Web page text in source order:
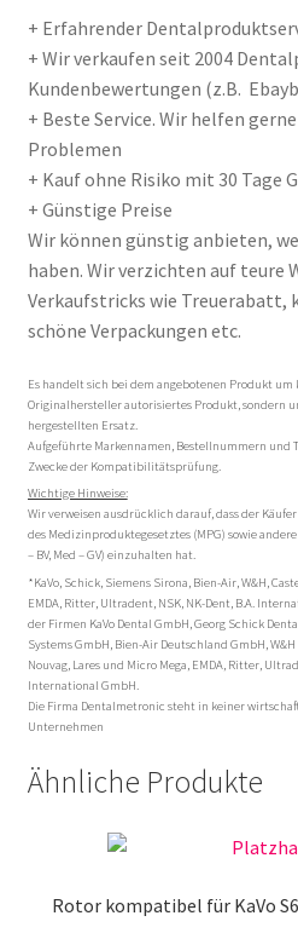
+ Erfahrender
+ Wir verkaufen seit 2004
Kundenbewertungen (z.B.
+ Beste Service. Wir helfen
Problemen
+ Kauf ohne Risiko mit 30 Tage
+ Günstige Preise
Wir können günstig anbieten,
haben. Wir verzichten auf teure
Verkaufstricks wie Treuerabatt,
schöne Verpackungen etc.
Es handelt sich bei dem angebotenen Produkt
Originalhersteller autorisiertes Produkt, sondern
hergestellten Ersatz.
Aufgeführte Markennamen, Bestellnummern und
Zwecke der Kompatibilitätsprüfung.
Wichtige Hinweise:
Wir verweisen ausdrücklich darauf, dass der
des Medizinproduktegesetztes (MPG) sowie
– BV, Med – GV) einzuhalten hat.
*KaVo, Schick, Siemens Sirona, Bien-Air, W&H,
EMDA, Ritter, Ultradent, NSK, NK-Dent, B.A.
der Firmen KaVo Dental GmbH, Georg Schick
Systems GmbH, Bien-Air Deutschland GmbH,
Nouvag, Lares und Micro Mega, EMDA, Ritter,
International GmbH.
Die Firma Dentalmetronic steht in keiner
Unternehmen
Ähnliche Produkte
Rotor kompatibel für KaVo